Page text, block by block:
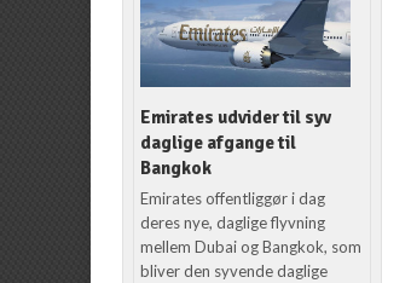
Emirates udvider til syv
daglige afgange til
Bangkok
Emirates offentliggør i dag
deres nye, daglige flyvning
mellem Dubai og Bangkok, som
bliver den syvende daglige